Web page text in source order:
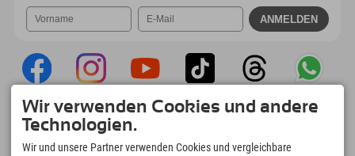
Explorer App
Upload Deiner #ExplorerMoments, Mein
Wir verwenden Cookies und andere
Technologien.
Wir und unsere Partner verwenden Cookies und vergleichbare